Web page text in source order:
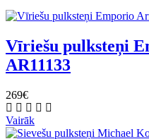
Vīriešu pulksteņi
AR11133
269€
Vairāk